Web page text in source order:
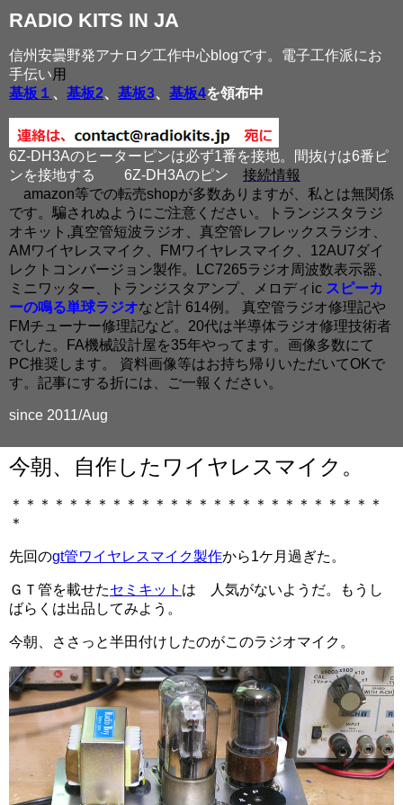
RADIO KITS IN JA
信州安曇野発アナログ工作中心blogです。電子工作派にお
手伝い用
基板１ 、 基板2、 基板3、 基板4を領布中
6Z-DH3Aのヒーターピンは必ず1番を接地。間抜けは6番ピ
ンを接地する
6Z-DH3Aのピン 接続情報
amazon等での転売shopが多数ありますが、私とは無関係
です。騙されぬようにご注意ください。トランジスタラジ
オキット,真空管短波ラジオ、真空管レフレックスラジオ、
AMワイヤレスマイク、FMワイヤレスマイク、12AU7ダイ
レクトコンバージョン製作。LC7265ラジオ周波数表示器、
ミニワッター、トランジスタアンプ、メロディic スピーカ
ーの鳴る単球ラジオなど計 614例。 真空管ラジオ修理記や
FMチューナー修理記など。20代は半導体ラジオ修理技術者
でした。FA機械設計屋を35年やってます。画像多数にて
PC推奨します。 資料画像等はお持ち帰りいただいてOKで
す。記事にする折には、ご一報ください。
since 2011/Aug
今朝、自作したワイヤレスマイク。
＊＊＊＊＊＊＊＊＊＊＊＊＊＊＊＊＊＊＊＊＊＊＊＊＊＊
＊
先回のgt管ワイヤレスマイク製作から1ケ月過ぎた。
ＧＴ管を載せたセミキット は 人気がないようだ。もうし
ばらくは出品してみよう。
今朝、ささっと半田付けしたのがこのラジオマイク。